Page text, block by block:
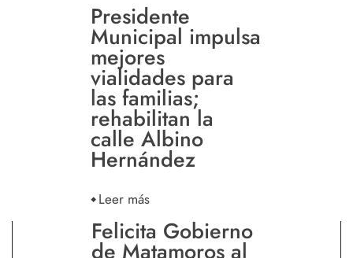
Presidente
Municipal impulsa
mejores
vialidades para
las familias;
rehabilitan la
calle Albino
Hernández
Leer más
Felicita Gobierno
de Matamoros al